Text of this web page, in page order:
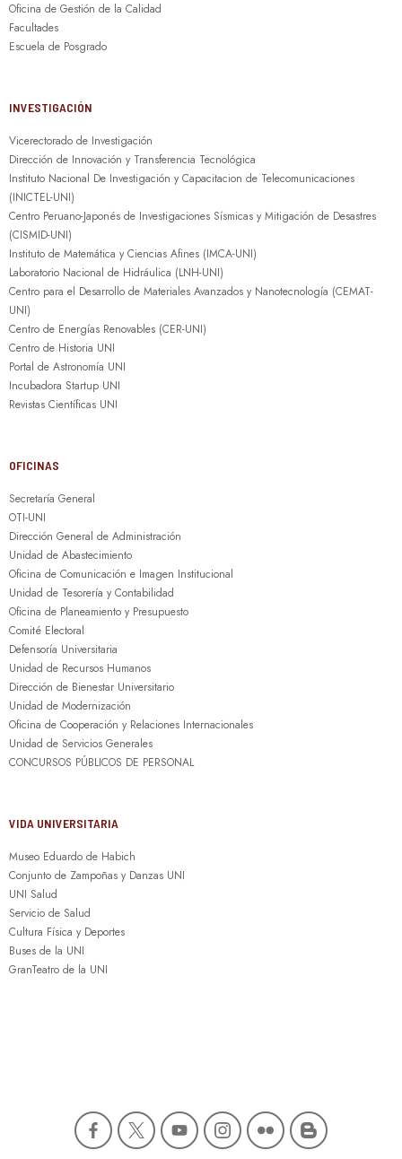
Oficina de Gestión de la Calidad
Facultades
Escuela de Posgrado
INVESTIGACIÓN
Vicerectorado de Investigación
Dirección de Innovación y Transferencia Tecnológica
Instituto Nacional De Investigación y Capacitacion de Telecomunicaciones
(INICTEL-UNI)
Centro Peruano-Japonés de Investigaciones Sísmicas y Mitigación de Desastres
(CISMID-UNI)
Instituto de Matemática y Ciencias Afines (IMCA-UNI)
Laboratorio Nacional de Hidráulica (LNH-UNI)
Centro para el Desarrollo de Materiales Avanzados y Nanotecnología (CEMAT-
UNI)
Centro de Energías Renovables (CER-UNI)
Centro de Historia UNI
Portal de Astronomía UNI
Incubadora Startup UNI
Revistas Científicas UNI
OFICINAS
Secretaría General
OTI-UNI
Dirección General de Administración
Unidad de Abastecimiento
Oficina de Comunicación e Imagen Institucional
Unidad de Tesorería y Contabilidad
Oficina de Planeamiento y Presupuesto
Comité Electoral
Defensoría Universitaria
Unidad de Recursos Humanos
Dirección de Bienestar Universitario
Unidad de Modernización
Oficina de Cooperación y Relaciones Internacionales
Unidad de Servicios Generales
CONCURSOS PÚBLICOS DE PERSONAL
VIDA UNIVERSITARIA
Museo Eduardo de Habich
Conjunto de Zampoñas y Danzas UNI
UNI Salud
Servicio de Salud
Cultura Física y Deportes
Buses de la UNI
GranTeatro de la UNI